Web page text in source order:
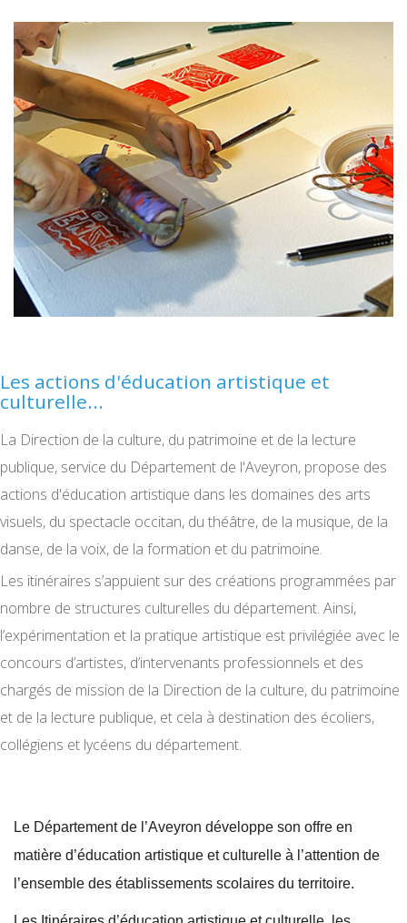
Les actions d'éducation artistique et
culturelle...
La Direction de la culture, du patrimoine et de la lecture
publique, service du Département de l'Aveyron, propose des
actions d'éducation artistique dans les domaines des arts
visuels, du spectacle occitan, du théâtre, de la musique, de la
danse, de la voix, de la formation et du patrimoine.
Les itinéraires s’appuient sur des créations programmées par
nombre de structures culturelles du département. Ainsi,
l’expérimentation et la pratique artistique est privilégiée avec le
concours d’artistes, d’intervenants professionnels et des
chargés de mission de la Direction de la culture, du patrimoine
et de la lecture publique, et cela à destination des écoliers,
collégiens et lycéens du département.
Le Département de l’Aveyron développe son offre en
matière d’éducation artistique et culturelle à l’attention de
l’ensemble des établissements scolaires du territoire.